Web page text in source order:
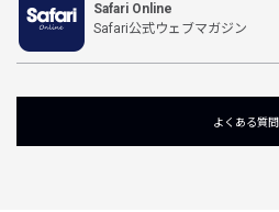
Safari Online
Safari公式ウェブマガジン
よくある質問